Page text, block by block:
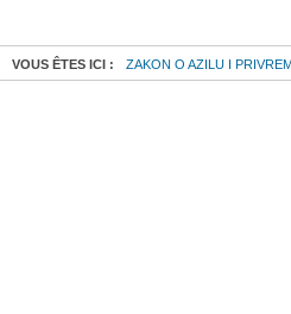
VOUS ÊTES ICI : ZAKON O AZILU I